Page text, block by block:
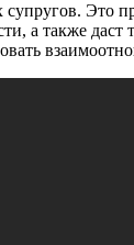
супругов. Это
а также даст